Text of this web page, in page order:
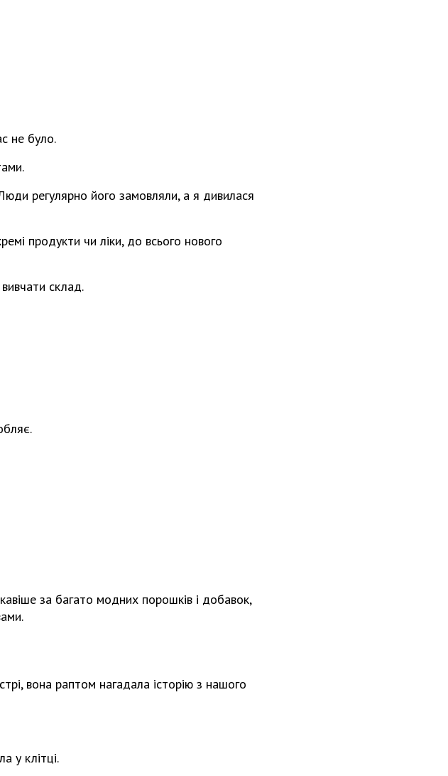
не було.
регулярно його замовляли, а я дивилася
продукти чи ліки, до всього нового
склад.
за багато модних порошків і добавок,
вона раптом нагадала історію з нашого
у клітці.